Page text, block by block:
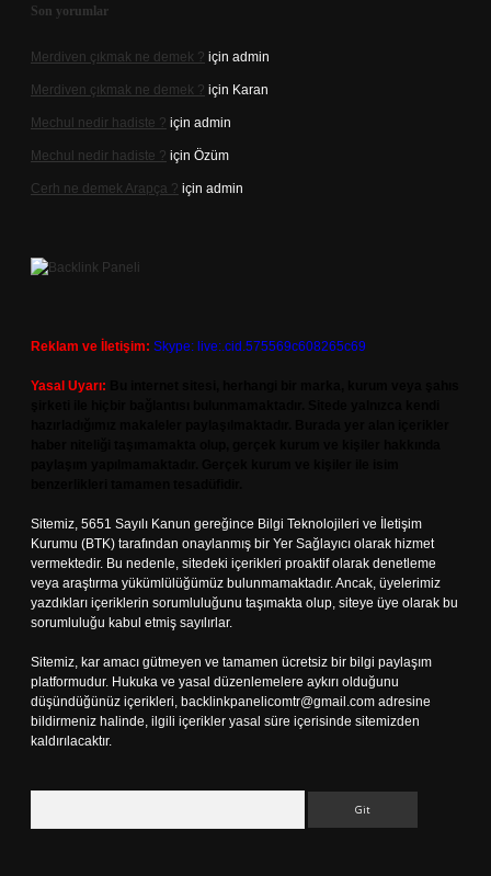
Son yorumlar
Merdiven çıkmak ne demek ? için admin
Merdiven çıkmak ne demek ? için Karan
Mechul nedir hadiste ? için admin
Mechul nedir hadiste ? için Özüm
Cerh ne demek Arapça ? için admin
Reklam ve İletişim: Skype: live:.cid.575569c608265c69
Yasal Uyarı:
Sitemiz, 5651 Sayılı Kanun gereğince Bilgi Teknolojileri ve İletişim
Kurumu (BTK) tarafından onaylanmış bir Yer Sağlayıcı olarak hizmet
vermektedir. Bu nedenle, sitedeki içerikleri proaktif olarak denetleme
veya araştırma yükümlülüğümüz bulunmamaktadır. Ancak, üyelerimiz
yazdıkları içeriklerin sorumluluğunu taşımakta olup, siteye üye olarak bu
sorumluluğu kabul etmiş sayılırlar.
Sitemiz, kar amacı gütmeyen ve tamamen ücretsiz bir bilgi paylaşım
platformudur. Hukuka ve yasal düzenlemelere aykırı olduğunu
düşündüğünüz içerikleri, backlinkpanelicomtr@gmail.com adresine
bildirmeniz halinde, ilgili içerikler yasal süre içerisinde sitemizden
kaldırılacaktır.